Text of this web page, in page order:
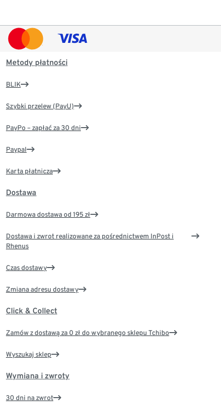
Metody płatności
BLIK
Szybki przelew (PayU)
PayPo – zapłać za 30 dni
Paypal
Karta płatnicza
Dostawa
Darmowa dostawa od 195 zł
Dostawa i zwrot realizowane za pośrednictwem InPost i
Rhenus
Czas dostawy
Zmiana adresu dostawy
Click & Collect
Zamów z dostawą za 0 zł do wybranego sklepu Tchibo
Wyszukaj sklep
Wymiana i zwroty
30 dni na zwrot